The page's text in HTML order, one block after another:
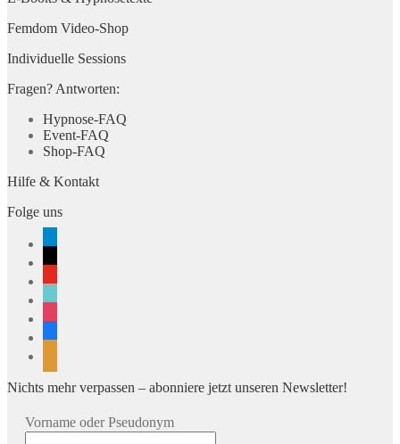
Femdom Video-Shop
Individuelle Sessions
Fragen? Antworten:
Hypnose-FAQ
Event-FAQ
Shop-FAQ
Hilfe & Kontakt
Folge uns
Nichts mehr verpassen – abonniere jetzt unseren Newsletter!
Vorname oder Pseudonym